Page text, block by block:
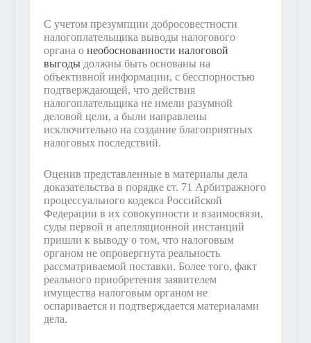
С учетом презумпции добросовестности
налогоплательщика выводы налогового
органа о необоснованности налоговой
выгодыдолжны быть основаны на
объективной информации, с бесспорностью
подтверждающей, что действия
налогоплательщика не имели разумной
деловой цели, а были направлены
исключительно на создание благоприятных
налоговых последствий.
Оценив представленные в материалы дела
доказательства в порядке ст. 71 Арбитражного
процессуального кодекса Российской
Федерации в их совокупности и взаимосвязи,
суды первой и апелляционной инстанций
пришли к выводу о том, что налоговым
органом не опровергнута реальность
рассматриваемой поставки. Более того, факт
реального приобретения заявителем
имущества налоговым органом не
оспаривается и подтверждается материалами
дела.